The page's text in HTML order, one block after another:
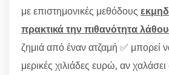
με επιστημονικές μεθόδους
πρακτικά την πιθανότητα
ζημιά από έναν ατζαμή ✅ μπορεί
μερικές χιλιάδες ευρώ, αν